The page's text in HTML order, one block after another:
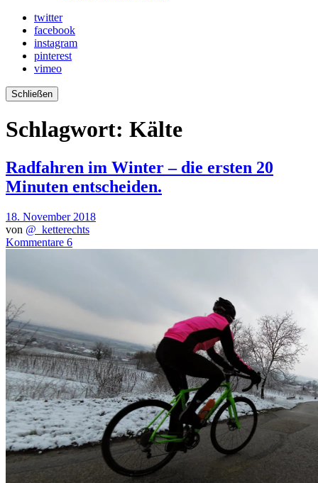
twitter
facebook
instagram
pinterest
vimeo
Schließen
Schlagwort: Kälte
Radfahren im Winter – die ersten 20
Minuten entscheiden.
18. November 2018
von @_ketterechts
Kommentare 6